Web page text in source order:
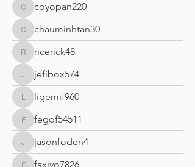
coyopan220
coyopan220
chauminhtan30
chauminhtan30
ricerick48
ricerick48
jefibox574
jefibox574
ligemif960
ligemif960
fegof54511
fegof54511
jasonfoden4
jasonfoden4
faxivo7826